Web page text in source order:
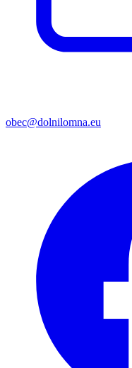
obec@dolnilomna.eu